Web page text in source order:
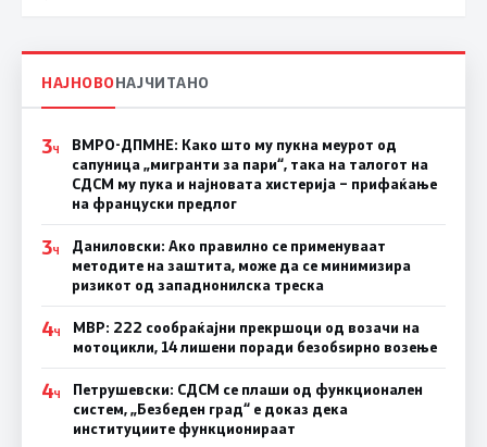
НАЈНОВОНАЈЧИТАНО
3Ч
ВМРО-ДПМНЕ: Како што му пукна меурот од
сапуница „мигранти за пари“, така на талогот на
СДСМ му пука и најновата хистерија – прифаќање
на француски предлог
3Ч
Даниловски: Ако правилно се применуваат
методите на заштита, може да се минимизира
ризикот од западнонилска треска
4Ч
МВР: 222 сообраќајни прекршоци од возачи на
мотоцикли, 14 лишени поради безобѕирно возење
4Ч
Петрушевски: СДСМ се плаши од функционален
систем, „Безбеден град“ е доказ дека
институциите функционираат